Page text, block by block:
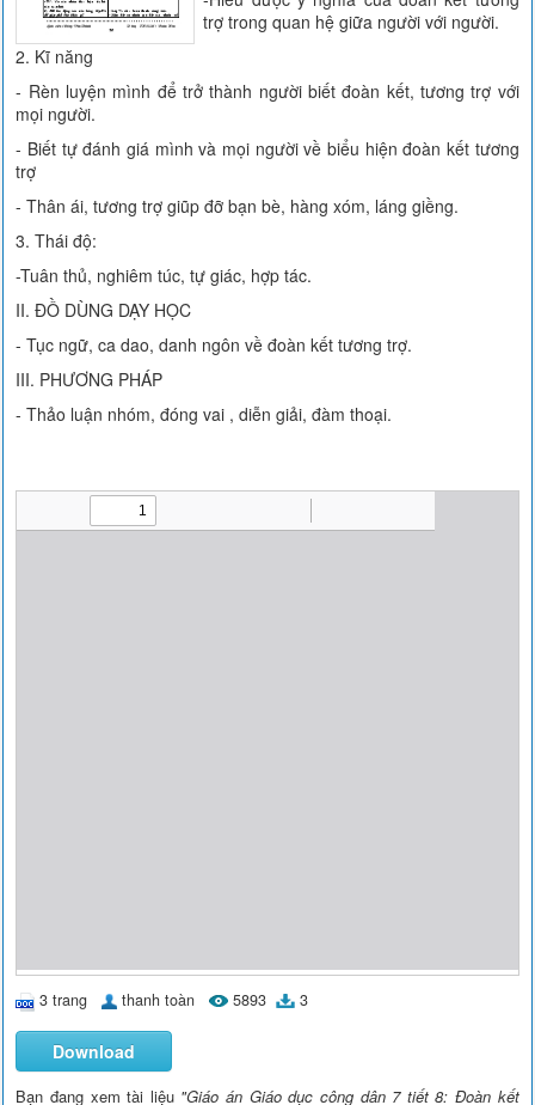
trợ trong quan hệ giữa người với người.
2. Kĩ năng
- Rèn luyện mình để trở thành người biết đoàn kết, tương trợ với
mọi người.
- Biết tự đánh giá mình và mọi người về biểu hiện đoàn kết tương
trợ
- Thân ái, tương trợ giũp đỡ bạn bè, hàng xóm, láng giềng.
3. Thái độ:
-Tuân thủ, nghiêm túc, tự giác, hợp tác.
II. ĐỒ DÙNG DẠY HỌC
- Tục ngữ, ca dao, danh ngôn về đoàn kết tương trợ.
III. PHƯƠNG PHÁP
- Thảo luận nhóm, đóng vai , diễn giải, đàm thoại.
3 trang thanh toàn 5893 3
Download
Bạn đang xem tài liệu "Giáo án Giáo dục công dân 7 tiết 8: Đoàn kết